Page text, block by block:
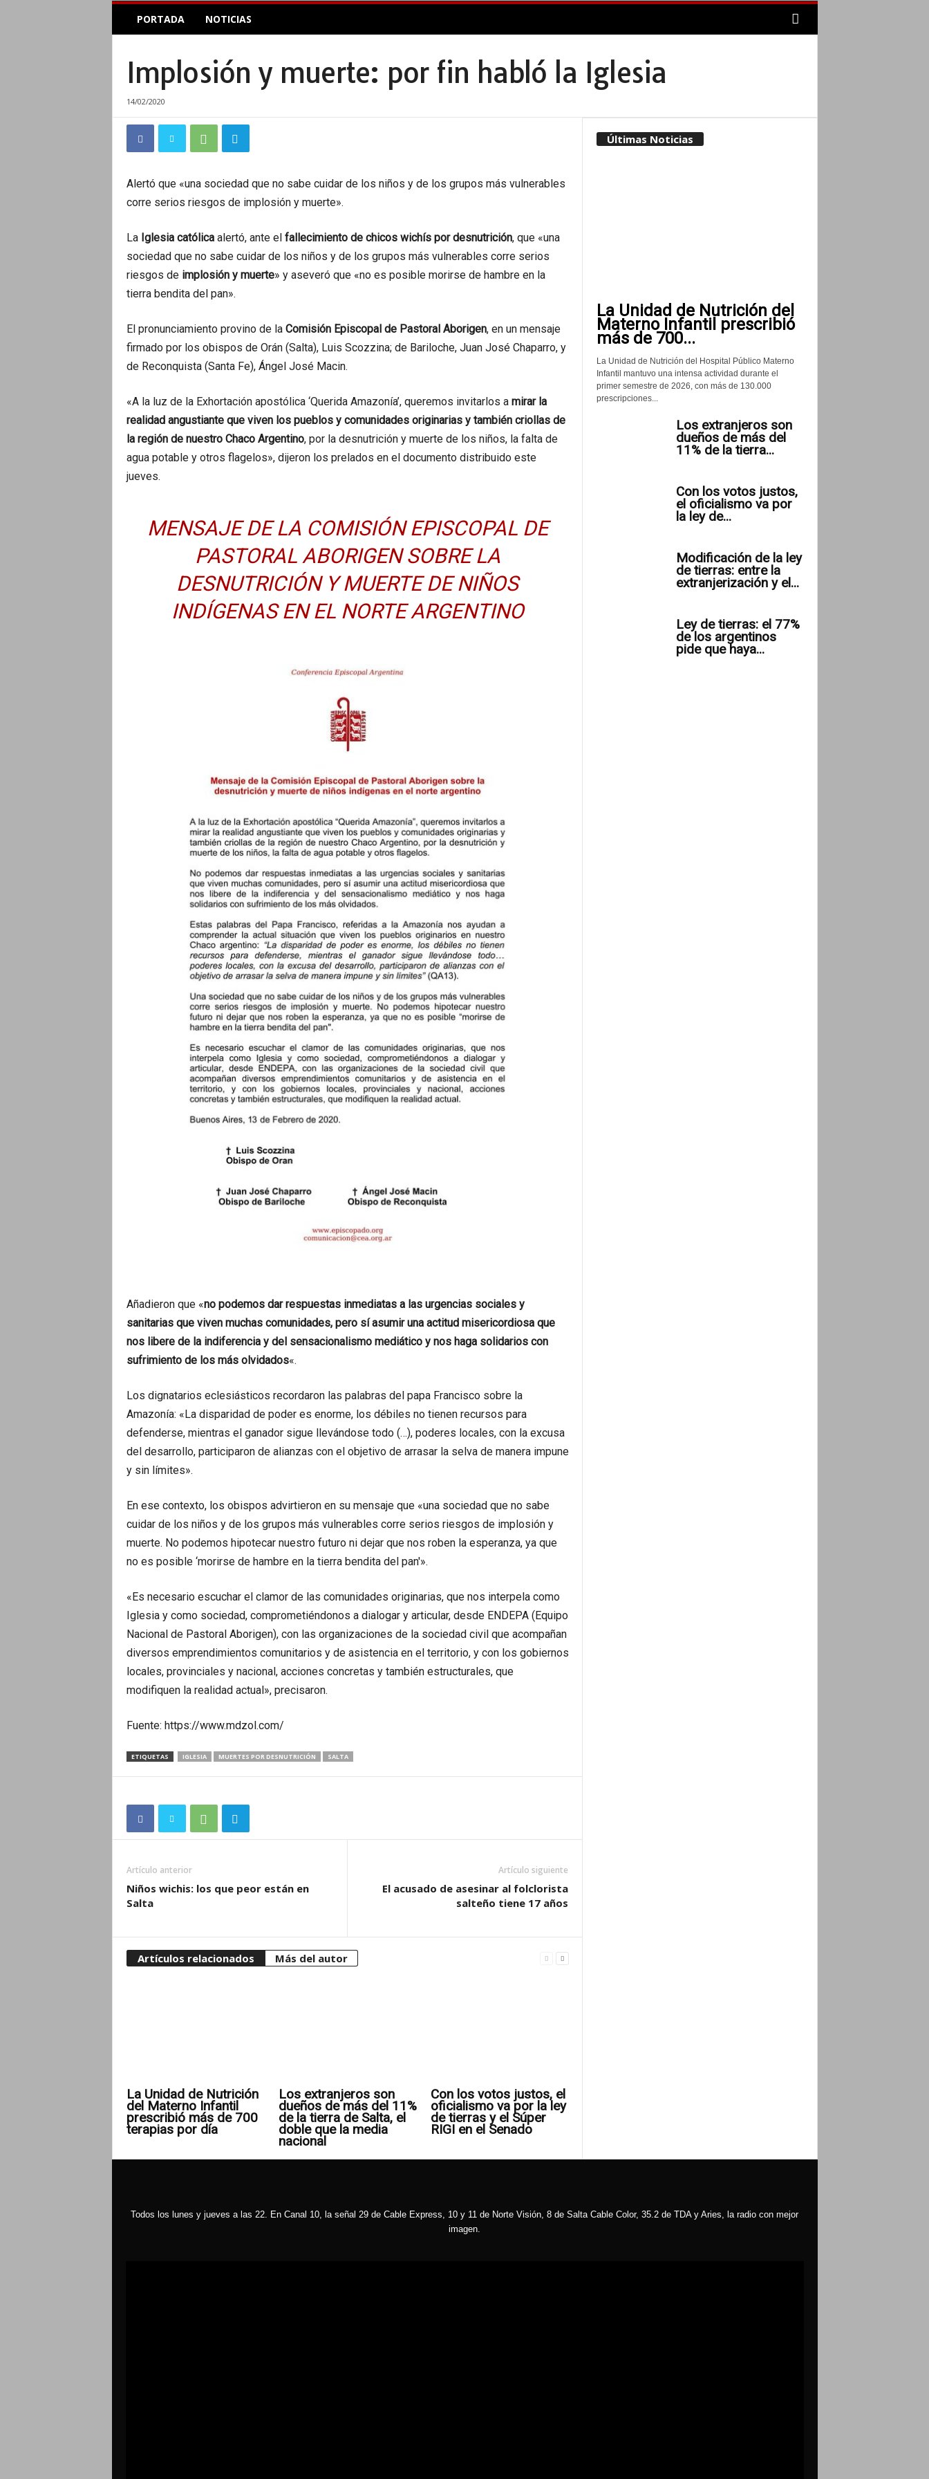
E
A
PORTADA NOTICIAS
Implosión y muerte: por fin habló la Iglesia
14/02/2020
Alertó que «una sociedad que no sabe cuidar de los niños y de los grupos más vulnerables
corre serios riesgos de implosión y muerte».
La Iglesia católica alertó, ante el fallecimiento de chicos wichís por desnutrición, que «una
sociedad que no sabe cuidar de los niños y de los grupos más vulnerables corre serios
riesgos de implosión y muerte» y aseveró que «no es posible morirse de hambre en la
tierra bendita del pan».
El pronunciamiento provino de la Comisión Episcopal de Pastoral Aborigen, en un mensaje
firmado por los obispos de Orán (Salta), Luis Scozzina; de Bariloche, Juan José Chaparro, y
de Reconquista (Santa Fe), Ángel José Macin.
«A la luz de la Exhortación apostólica ‘Querida Amazonía’, queremos invitarlos a mirar la
realidad angustiante que viven los pueblos y comunidades originarias y también criollas de
la región de nuestro Chaco Argentino, por la desnutrición y muerte de los niños, la falta de
agua potable y otros flagelos», dijeron los prelados en el documento distribuido este
jueves.
MENSAJE DE LA COMISIÓN EPISCOPAL DE
PASTORAL ABORIGEN SOBRE LA
DESNUTRICIÓN Y MUERTE DE NIÑOS
INDÍGENAS EN EL NORTE ARGENTINO
Añadieron que «no podemos dar respuestas inmediatas a las urgencias sociales y
sanitarias que viven muchas comunidades, pero sí asumir una actitud misericordiosa que
nos libere de la indiferencia y del sensacionalismo mediático y nos haga solidarios con
sufrimiento de los más olvidados«.
Los dignatarios eclesiásticos recordaron las palabras del papa Francisco sobre la
Amazonía: «La disparidad de poder es enorme, los débiles no tienen recursos para
defenderse, mientras el ganador sigue llevándose todo (…), poderes locales, con la excusa
del desarrollo, participaron de alianzas con el objetivo de arrasar la selva de manera impune
y sin límites».
En ese contexto, los obispos advirtieron en su mensaje que «una sociedad que no sabe
cuidar de los niños y de los grupos más vulnerables corre serios riesgos de implosión y
muerte. No podemos hipotecar nuestro futuro ni dejar que nos roben la esperanza, ya que
no es posible ‘morirse de hambre en la tierra bendita del pan'».
«Es necesario escuchar el clamor de las comunidades originarias, que nos interpela como
Iglesia y como sociedad, comprometiéndonos a dialogar y articular, desde ENDEPA (Equipo
Nacional de Pastoral Aborigen), con las organizaciones de la sociedad civil que acompañan
diversos emprendimientos comunitarios y de asistencia en el territorio, y con los gobiernos
locales, provinciales y nacional, acciones concretas y también estructurales, que
modifiquen la realidad actual», precisaron.
Fuente: https://www.mdzol.com/
ETIQUETAS IGLESIA MUERTES POR DESNUTRICIÓN SALTA
Artículo anterior
Niños wichis: los que peor están en
Salta
Artículo siguiente
El acusado de asesinar al folclorista
salteño tiene 17 años
Artículos relacionados Más del autor
La Unidad de Nutrición
del Materno Infantil
prescribió más de 700
terapias por día
Los extranjeros son
dueños de más del 11%
de la tierra de Salta, el
doble que la media
nacional
Con los votos justos, el
oficialismo va por la ley
de tierras y el Súper
RIGI en el Senado
Últimas Noticias
La Unidad de Nutrición del
Materno Infantil prescribió
más de 700...
La Unidad de Nutrición del Hospital Público Materno
Infantil mantuvo una intensa actividad durante el
primer semestre de 2026, con más de 130.000
prescripciones...
Los extranjeros son
dueños de más del
11% de la tierra...
Con los votos justos,
el oficialismo va por
la ley de...
Modificación de la ley
de tierras: entre la
extranjerización y el...
Ley de tierras: el 77%
de los argentinos
pide que haya...
Todos los lunes y jueves a las 22. En Canal 10, la señal 29 de Cable Express, 10 y 11 de Norte Visión, 8 de Salta Cable Color, 35.2 de TDA y Aries, la radio con mejor
imagen.